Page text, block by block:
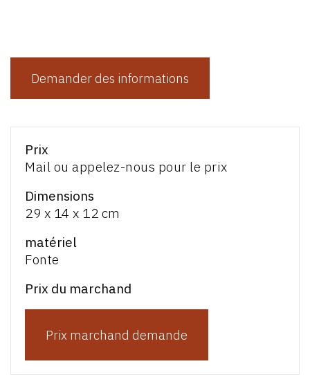
Demander des informations
Prix
Mail ou appelez-nous pour le prix
Dimensions
29 x 14 x 12 cm
matériel
Fonte
Prix du marchand
Prix marchand demande